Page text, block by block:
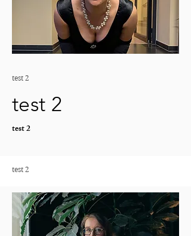
test 2
test 2
test 2
test 2